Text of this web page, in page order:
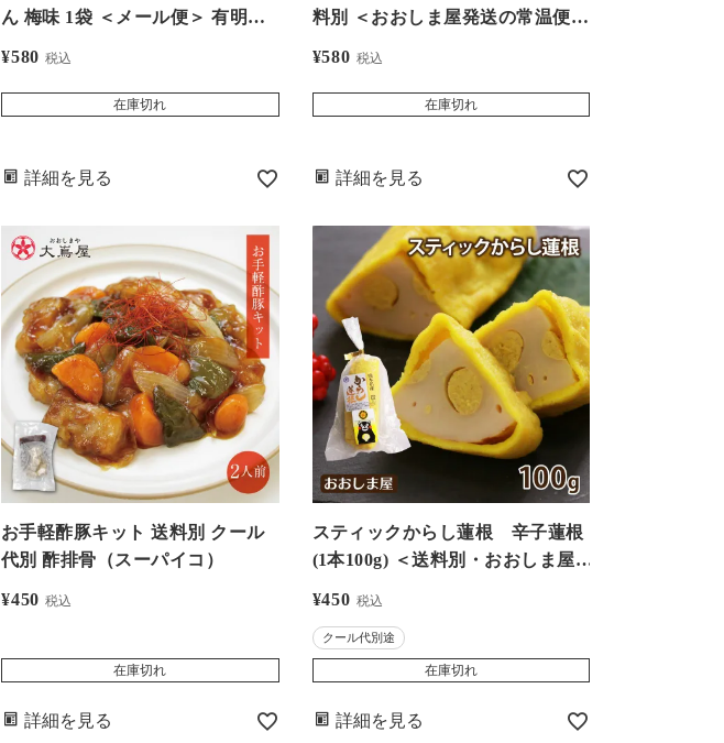
ん 梅味 1袋 ＜メール便＞ 有明海
（おおしまや）
¥580 税込
在庫切れ
詳細を見る
料別 ＜おおしま屋発送の常温便と
¥580 税込
在庫切れ
詳細を見る
お手軽酢豚キット 送料別 クール
代別 酢排骨（スーパイコ）
¥450 税込
在庫切れ
詳細を見る
スティックからし蓮根 辛子蓮根
(1本100g) ＜送料別・おおしま屋
せ からし味噌 グルメ おつまみ 冷
凍便 大嶌屋（おおしまや）
¥450 税込
クール代別途
在庫切れ
詳細を見る